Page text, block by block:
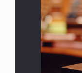
وغير